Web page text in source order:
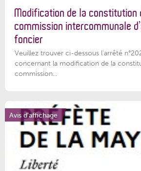
Modification de la constitution
commission intercommunale
foncier
Veuillez trouver ci-dessous l'arrêté
concernant la modification de la
commission...
Avis d'affichage